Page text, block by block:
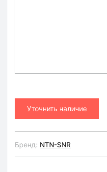
Уточнить наличие
Бренд: NTN-SNR